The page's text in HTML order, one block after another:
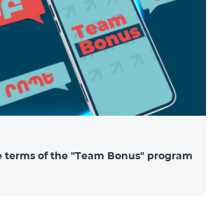
terms of the "Team Bonus" program